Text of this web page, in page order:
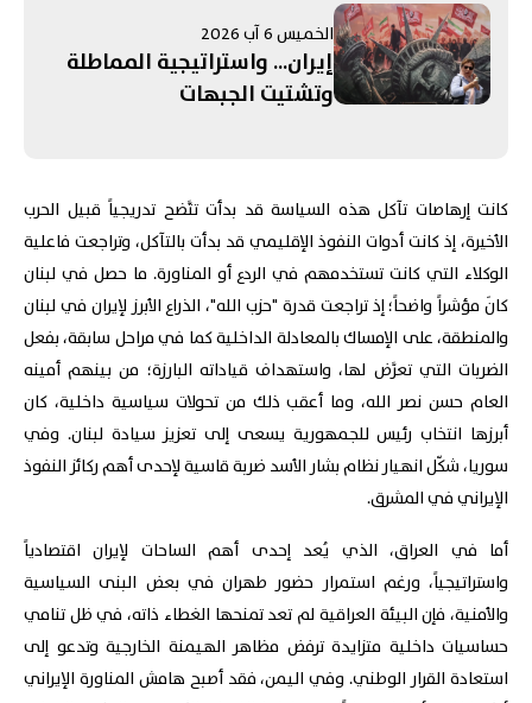
الإسرائيليُّ جَنوبًا يُبَدِّدُ الآمالَ
بِمُفاوَضاتِ روما... وإدانَةٌ عَرَبِيَّةٌ -
إسلامِيَّّةٌ لِانتِهاكاتِ الاحتِلالِ في
القُدس
الخميس 6 آب 2026
إيران... واستراتيجية المماطلة
وتشتيت الجبهات
كانت إرهاصات تآكل هذه السياسة قد بدأت تتَّضح تدريجياً قبيل الحرب
الأخيرة، إذ كانت أدوات النفوذ الإقليمي قد بدأت بالتآكل، وتراجعت فاعلية
الوكلاء التي كانت تستخدمهم في الردع أو المناورة. ما حصل في لبنان
كانَ مؤشراً واضحاً؛ إذ تراجعت قدرة "حزب الله"، الذراع الأبرز لإيران في لبنان
والمنطقة، على الإمساك بالمعادلة الداخلية كما في مراحل سابقة، بفعل
الضربات التي تعرَّض لها، واستهداف قياداته البارزة؛ من بينهم أمينه
العام حسن نصر الله، وما أعقب ذلك من تحولات سياسية داخلية، كان
أبرزها انتخاب رئيس للجمهورية يسعى إلى تعزيز سيادة لبنان. وفي
سوريا، شكّل انهيار نظام بشار الأسد ضربة قاسية لإحدى أهم ركائز النفوذ
الإيراني في المشرق.
أما في العراق، الذي يُعد إحدى أهم الساحات لإيران اقتصادياً
واستراتيجياً، ورغم استمرار حضور طهران في بعض البنى السياسية
والأمنية، فإن البيئة العراقية لم تعد تمنحها الغطاء ذاته، في ظل تنامي
حساسيات داخلية متزايدة ترفض مظاهر الهيمنة الخارجية وتدعو إلى
استعادة القرار الوطني. وفي اليمن، فقد أصبح هامش المناورة الإيراني